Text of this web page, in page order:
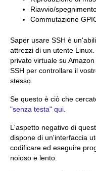
Riavvio/
Commutazione
Saper usare SSH è
attrezzi di un utente
privato virtuale su
SSH per controllare il
stesso.
Se questo è ciò che
"senza testa" qui
L'aspetto negativo di
dispone di un'interfaccia
codificare ed eseguire
noioso e lento.